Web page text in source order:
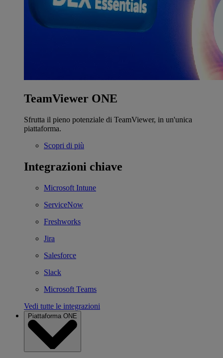
TeamViewer ONE
Sfrutta il pieno potenziale di TeamViewer, in un'unica
piattaforma.
Scopri di più
Integrazioni chiave
Microsoft Intune
ServiceNow
Freshworks
Jira
Salesforce
Slack
Microsoft Teams
Vedi tutte le integrazioni
Piattaforma ONE